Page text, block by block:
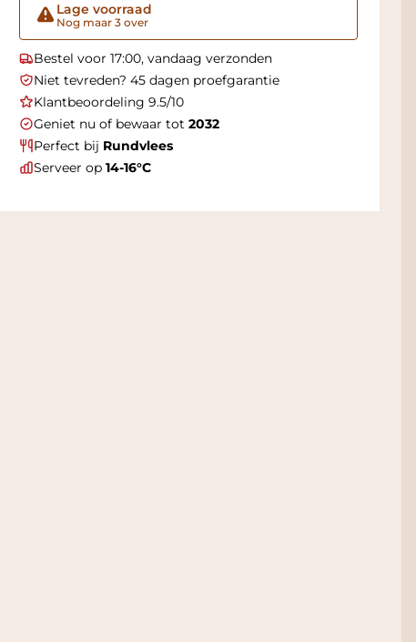
Lage voorraad
Nog maar 3 over
Bestel voor 17:00, vandaag verzonden
Niet tevreden? 45 dagen proefgarantie
Klantbeoordeling 9.5/10
Geniet nu of bewaar tot 2032
Perfect bij Rundvlees
Serveer op 14-16°C